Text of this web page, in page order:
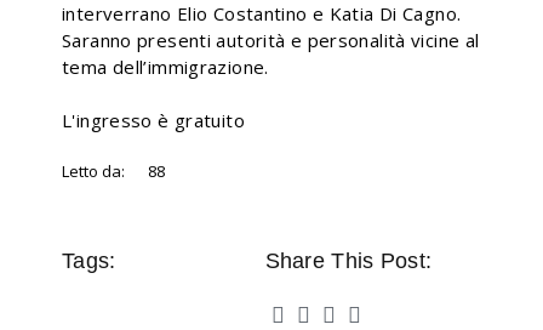
interverrano Elio Costantino e Katia Di Cagno.
Saranno presenti autorità e personalità vicine al
tema dell’immigrazione.
L'ingresso è gratuito
Letto da: 88
Tags: Share This Post: